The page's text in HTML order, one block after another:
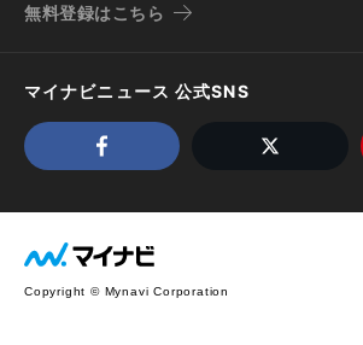
無料登録はこちら
マイナビニュース 公式SNS
Copyright © Mynavi Corporation